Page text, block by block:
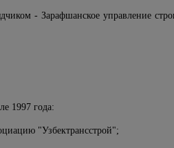
- Зарафшанское управление
1997 года:
"Узбектрансстрой";